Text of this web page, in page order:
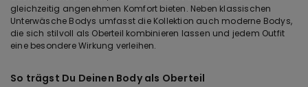
gleichzeitig angenehmen Komfort bieten. Neben klassischen
Unterwäsche Bodys umfasst die Kollektion auch moderne Bodys,
die sich stilvoll als Oberteil kombinieren lassen und jedem Outfit
eine besondere Wirkung verleihen.
So trägst Du Deinen Body als Oberteil